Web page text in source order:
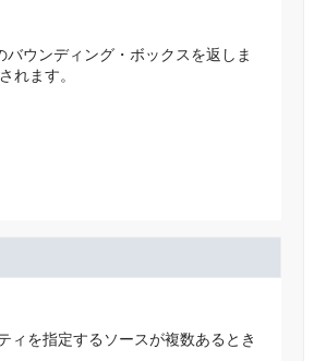
ウンディング・ボックスを返しま
れます。
ィを指定するソースが複数あるとき